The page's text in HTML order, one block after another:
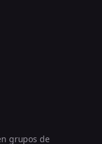
grupos de